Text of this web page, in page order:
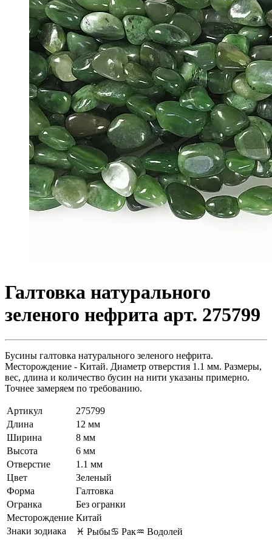
Галтовка натурального
зеленого нефрита арт. 275799
Бусины галтовка натурального зеленого нефрита.
Месторождение - Китай. Диаметр отверстия 1.1 мм. Размеры,
вес, длина и количество бусин на нити указаны примерно.
Точнее замеряем по требованию.
Артикул
275799
Длина
12 мм
Ширина
8 мм
Высота
6 мм
Отверстие
1.1 мм
Цвет
Зеленый
Форма
Галтовка
Огранка
Без огранки
Месторождение Китай
Знаки зодиака
♓ Рыбы♋ Рак♒ Водолей